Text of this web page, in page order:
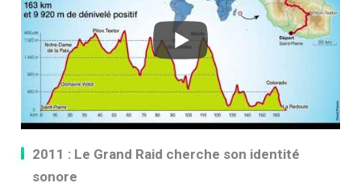
2011 : Le Grand Raid cherche son identité
sonore